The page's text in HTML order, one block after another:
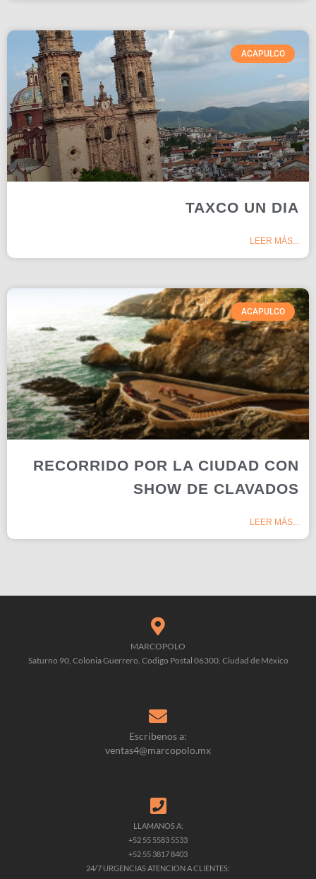
ACAPULCO
TAXCO UN DIA
LEER MÁS...
ACAPULCO
RECORRIDO POR LA CIUDAD CON
SHOW DE CLAVADOS
LEER MÁS...
MARCOPOLO
Saturno 90, Colonia Guerrero, Codigo Postal 06300, Ciudad de México
Escribenos a:
ventas4@marcopolo.mx
LLAMANOS A:
+52 55 5583 5533
+52 55 3817 8403
24/7 URGENCIAS ATENCION A CLIENTES: